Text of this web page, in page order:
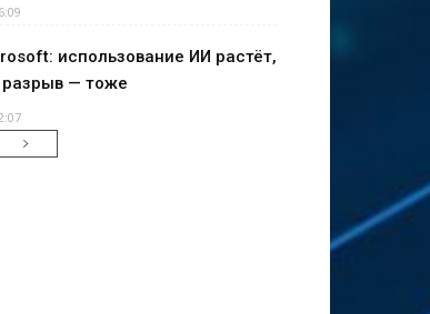
использование ИИ растёт,
— тоже